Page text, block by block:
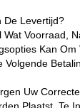
De Levertijd?
Wat Voorraad,
Kan
Volgende
Uw